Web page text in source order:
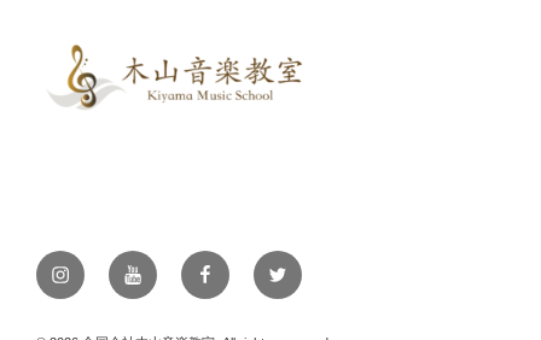
InstagramYouTube FacebookTwitter